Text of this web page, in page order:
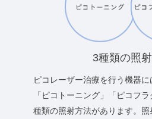
3種類の照
ピコレーザー治療を行う機器に
「ピコトーニング」「ピコフ
種類の照射方法があります。照